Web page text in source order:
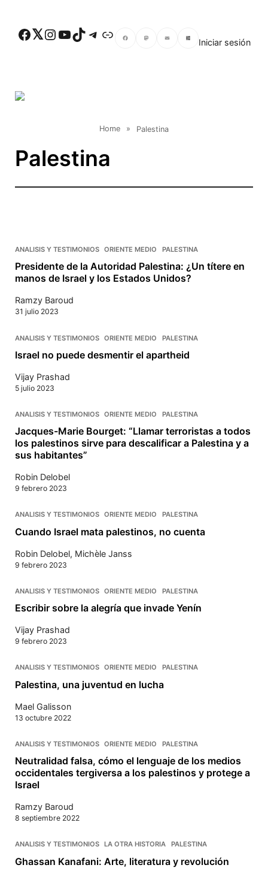
Facebook Twitter Instagram YouTube TikTok Telegram Enlace
Iniciar sesión
Home » Palestina
Palestina
ANALISIS Y TESTIMONIOS ORIENTE MEDIO PALESTINA
Presidente de la Autoridad Palestina: ¿Un títere en
manos de Israel y los Estados Unidos?
Ramzy Baroud
31 julio 2023
ANALISIS Y TESTIMONIOS ORIENTE MEDIO PALESTINA
Israel no puede desmentir el apartheid
Vijay Prashad
5 julio 2023
ANALISIS Y TESTIMONIOS ORIENTE MEDIO PALESTINA
Jacques-Marie Bourget: “Llamar terroristas a todos
los palestinos sirve para descalificar a Palestina y a
sus habitantes”
Robin Delobel
9 febrero 2023
ANALISIS Y TESTIMONIOS ORIENTE MEDIO PALESTINA
Cuando Israel mata palestinos, no cuenta
Robin Delobel, Michèle Janss
9 febrero 2023
ANALISIS Y TESTIMONIOS ORIENTE MEDIO PALESTINA
Escribir sobre la alegría que invade Yenín
Vijay Prashad
9 febrero 2023
ANALISIS Y TESTIMONIOS ORIENTE MEDIO PALESTINA
Palestina, una juventud en lucha
Mael Galisson
13 octubre 2022
ANALISIS Y TESTIMONIOS ORIENTE MEDIO PALESTINA
Neutralidad falsa, cómo el lenguaje de los medios
occidentales tergiversa a los palestinos y protege a
Israel
Ramzy Baroud
8 septiembre 2022
ANALISIS Y TESTIMONIOS LA OTRA HISTORIA PALESTINA
Ghassan Kanafani: Arte, literatura y revolución